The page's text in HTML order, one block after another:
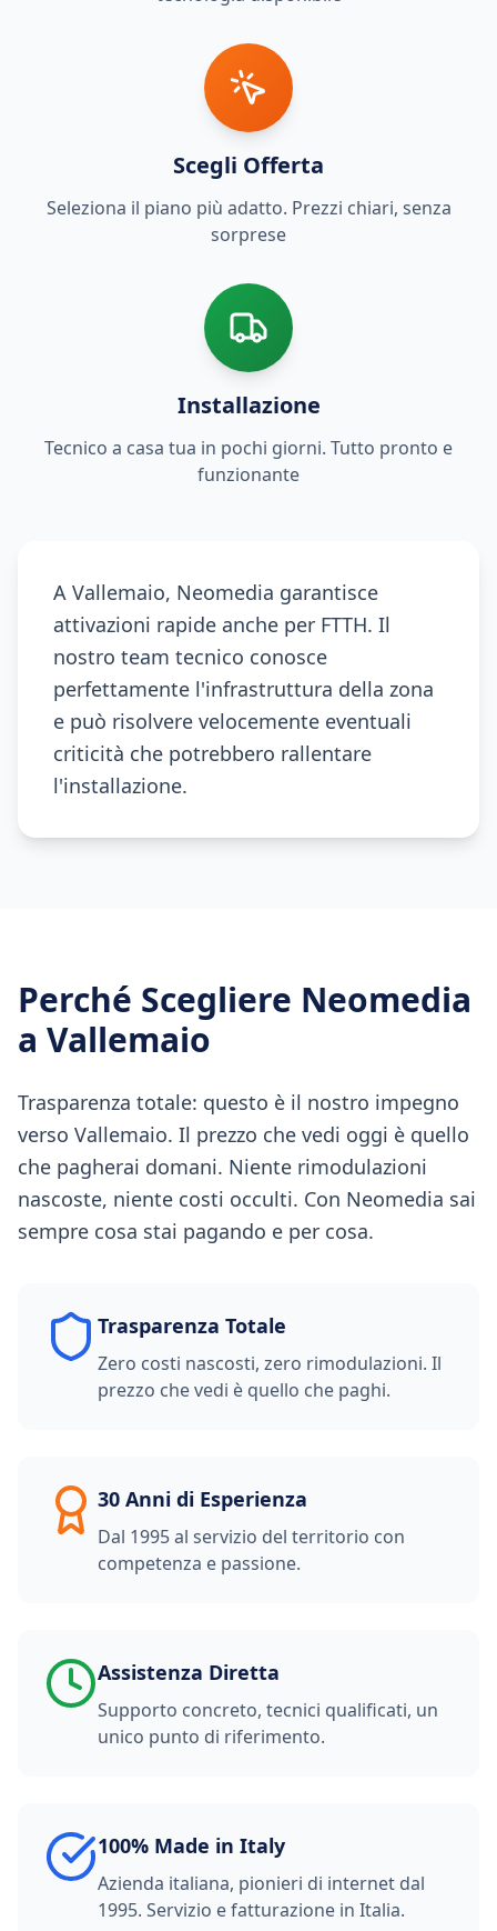
Scegli Offerta
Seleziona il piano più adatto. Prezzi chiari, senza
sorprese
Installazione
Tecnico a casa tua in pochi giorni. Tutto pronto e
funzionante
A Vallemaio, Neomedia garantisce
attivazioni rapide anche per FTTH. Il
nostro team tecnico conosce
perfettamente l'infrastruttura della zona
e può risolvere velocemente eventuali
criticità che potrebbero rallentare
l'installazione.
Perché Scegliere Neomedia
a Vallemaio
Trasparenza totale: questo è il nostro impegno
verso Vallemaio. Il prezzo che vedi oggi è quello
che pagherai domani. Niente rimodulazioni
nascoste, niente costi occulti. Con Neomedia sai
sempre cosa stai pagando e per cosa.
Trasparenza Totale
Zero costi nascosti, zero rimodulazioni. Il
prezzo che vedi è quello che paghi.
30 Anni di Esperienza
Dal 1995 al servizio del territorio con
competenza e passione.
Assistenza Diretta
Supporto concreto, tecnici qualificati, un
unico punto di riferimento.
100% Made in Italy
Azienda italiana, pionieri di internet dal
1995. Servizio e fatturazione in Italia.